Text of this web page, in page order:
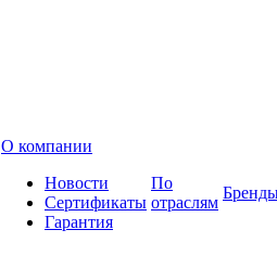
О компании
Новости
Сертификаты
Гарантия
По
отраслям